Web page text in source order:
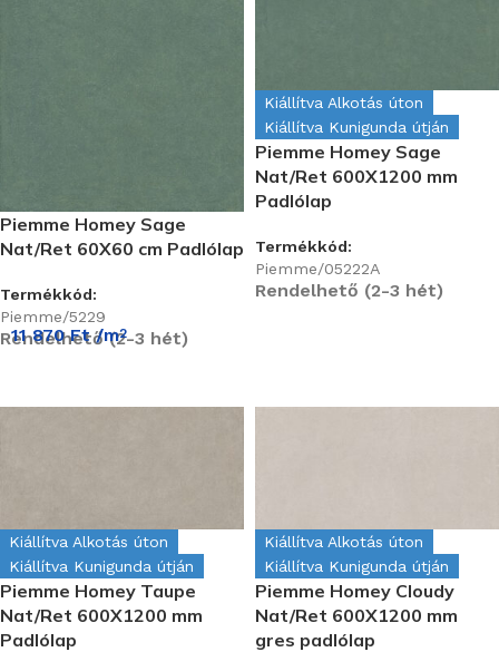
Piemme Homey Sage
Nat/Ret 60X60 cm Padlólap
Termékkód:
Piemme/5229
Rendelhető (2-3 hét)
Kiállítva Alkotás úton
Kiállítva Kunigunda útján
Piemme Homey Sage
Nat/Ret 600X1200 mm
Padlólap
Termékkód:
Piemme/05222A
Rendelhető (2-3 hét)
11 870Ft /m2
Kiállítva Alkotás úton
Kiállítva Kunigunda útján
Piemme Homey Taupe
Nat/Ret 600X1200 mm
Padlólap
Kiállítva Alkotás úton
Kiállítva Kunigunda útján
Piemme Homey Cloudy
Nat/Ret 600X1200 mm
gres padlólap